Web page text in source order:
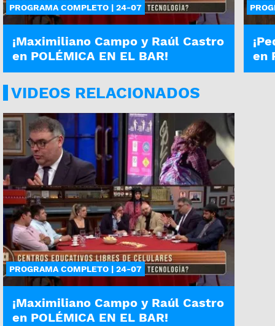
PROGRAMA COMPLETO | 24-07
¡Maximiliano Campo y Raúl Castro
en POLÉMICA EN EL BAR!
en
VIDEOS RELACIONADOS
PROGRAMA COMPLETO | 24-07
¡Maximiliano Campo y Raúl Castro
en POLÉMICA EN EL BAR!